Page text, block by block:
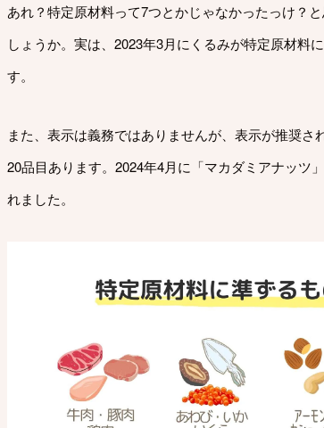
あれ？特定原材料って7つとかじゃなかったっけ？
しょうか。実は、2023年3月にくるみが特定原材料
す。
また、表示は義務ではありませんが、表示が推奨
20品目あります。2024年4月に「マカダミアナッツ
れました。